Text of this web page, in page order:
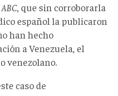
ABC , que sin corroborarla
español la publicaron
han hecho
a Venezuela, el
venezolano.
caso de